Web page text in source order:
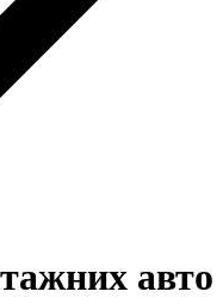
авто